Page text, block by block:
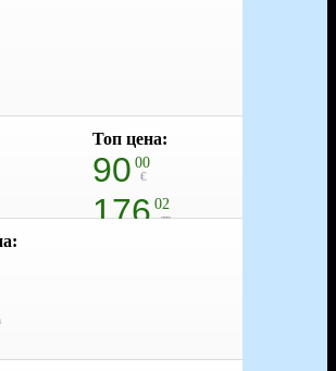
Топ цена:
90 00
€
176 02
лв